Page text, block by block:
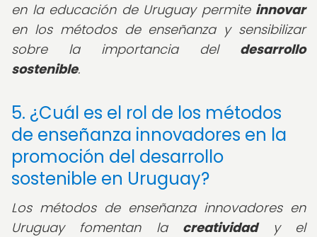
en la educación de Uruguay permite innovar
en los métodos de enseñanza y sensibilizar
sobre la importancia del desarrollo
sostenible.
5. ¿Cuál es el rol de los métodos
de enseñanza innovadores en la
promoción del desarrollo
sostenible en Uruguay?
Los métodos de enseñanza innovadores en
Uruguay fomentan la creatividady el